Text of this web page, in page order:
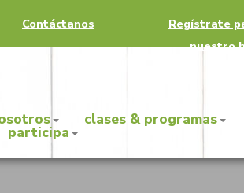
Contáctanos
Regístrate
nuestro
clases & programas
participa